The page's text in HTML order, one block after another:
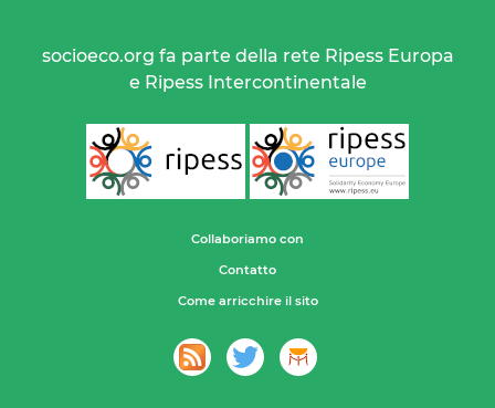
socioeco.org fa parte della rete Ripess Europa
e Ripess Intercontinentale
Collaboriamo con
Contatto
Come arricchire il sito